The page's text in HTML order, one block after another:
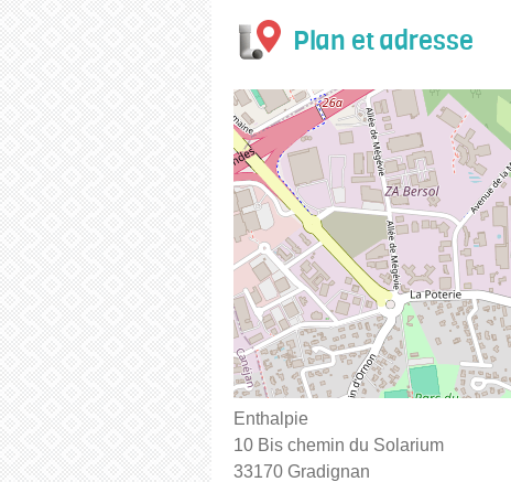
Plan et adresse
Enthalpie
10 Bis chemin du Solarium
33170 Gradignan